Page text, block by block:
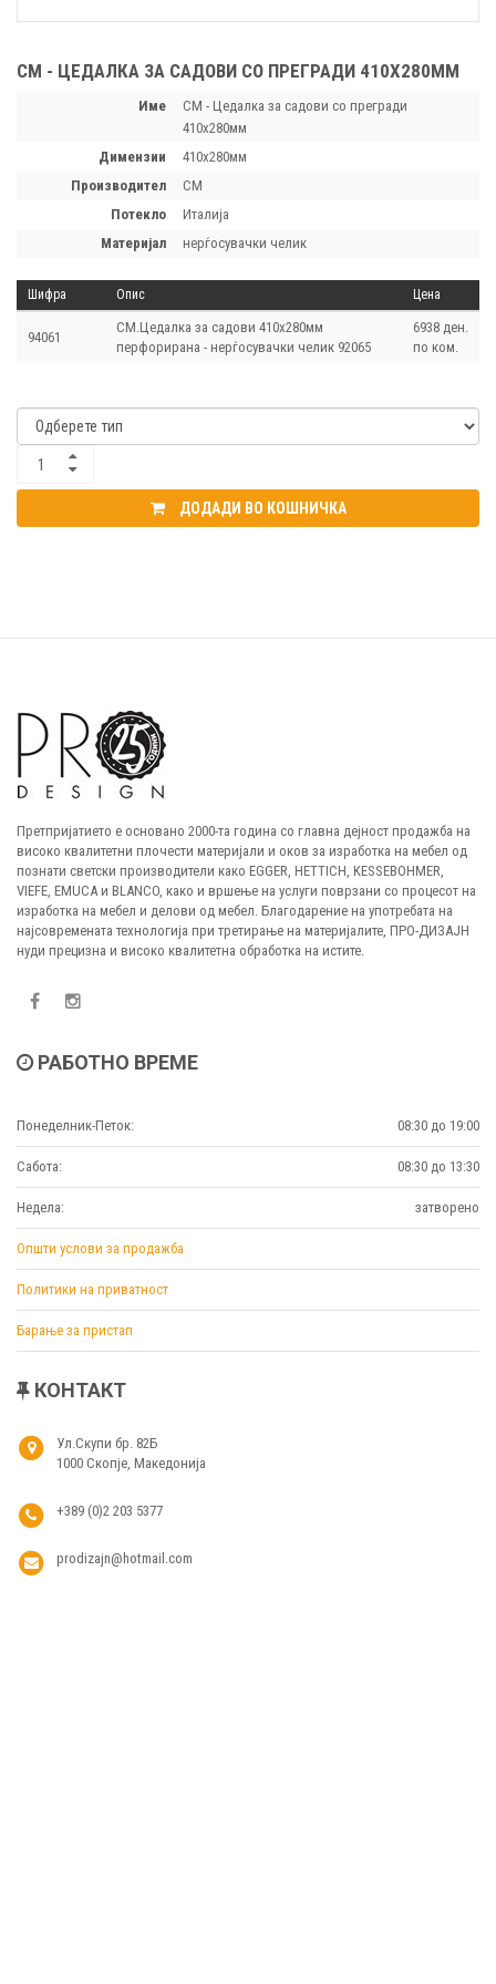
CM - ЦЕДАЛКА ЗА САДОВИ СО ПРЕГРАДИ 410Х280ММ
Име
CM - Цедалка за садови со прегради
410х280мм
димензии
410х280мм
производител
CM
потекло
Италија
материјал
нерѓосувачки челик
Шифра Опис Цена
94061
CM.Цедалка за садови 410х280мм
перфорирана - нерѓосувачки челик 92065
6938 ден.
по ком.
ДОДАДИ ВО КОШНИЧКА
Претпријатието е основано 2000-та година со главна дејност продажба на
високо квалитетни плочести материјали и оков за изработка на мебел од
познати светски производители како EGGER, HETTICH, KESSEBOHMER,
VIEFE, EMUCA и BLANCO, како и вршење на услуги поврзани со процесот на
изработка на мебел и делови од мебел. Благодарение на употребата на
најсовремената технологија при третирање на материјалите, ПРО-ДИЗАЈН
нуди прецизна и високо квалитетна обработка на истите.
РАБОТНО ВРЕМЕ
Понеделник-Петок: 08:30 до 19:00
Сабота: 08:30 до 13:30
Недела: затворено
Општи услови за продажба
Политики на приватност
Барање за пристап
КОНТАКТ
Ул.Скупи бр. 82Б
1000 Скопје, Македонија
+389 (0)2 203 5377
prodizajn@hotmail.com